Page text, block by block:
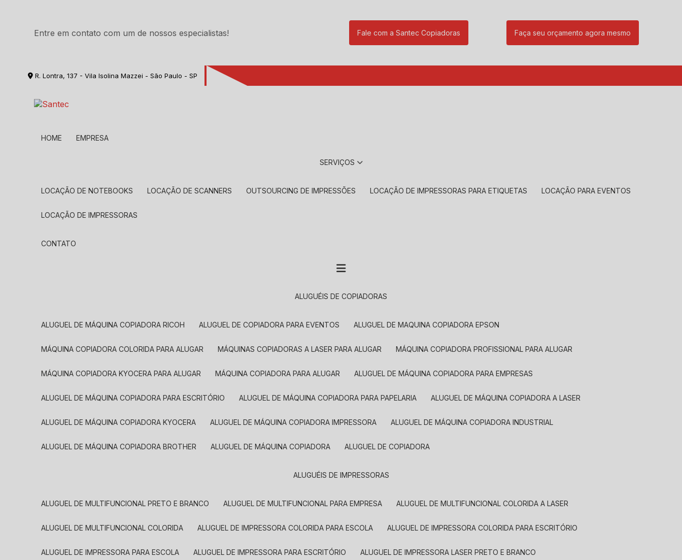
Entre em contato com um de nossos especialistas! Fale com a Santec Copiadoras Faça seu orçamento agora mesmo
R. Lontra, 137 - Vila Isolina Mazzei - São Paulo - SP
HOME EMPRESA
SERVIÇOS
LOCAÇÃO DE NOTEBOOKS LOCAÇÃO DE SCANNERS OUTSOURCING DE IMPRESSÕES LOCAÇÃO DE IMPRESSORAS PARA ETIQUETAS LOCAÇÃO PARA EVENTOS
LOCAÇÃO DE IMPRESSORAS
CONTATO
ALUGUÉIS DE COPIADORAS
ALUGUEL DE MÁQUINA COPIADORA RICOH ALUGUEL DE COPIADORA PARA EVENTOS ALUGUEL DE MAQUINA COPIADORA EPSON
MÁQUINA COPIADORA COLORIDA PARA ALUGAR MÁQUINAS COPIADORAS A LASER PARA ALUGAR MÁQUINA COPIADORA PROFISSIONAL PARA ALUGAR
MÁQUINA COPIADORA KYOCERA PARA ALUGAR MÁQUINA COPIADORA PARA ALUGAR ALUGUEL DE MÁQUINA COPIADORA PARA EMPRESAS
ALUGUEL DE MÁQUINA COPIADORA PARA ESCRITÓRIO ALUGUEL DE MÁQUINA COPIADORA PARA PAPELARIA ALUGUEL DE MÁQUINA COPIADORA A LASER
ALUGUEL DE MÁQUINA COPIADORA KYOCERA ALUGUEL DE MÁQUINA COPIADORA IMPRESSORA ALUGUEL DE MÁQUINA COPIADORA INDUSTRIAL
ALUGUEL DE MÁQUINA COPIADORA BROTHER ALUGUEL DE MÁQUINA COPIADORA ALUGUEL DE COPIADORA
ALUGUÉIS DE IMPRESSORAS
ALUGUEL DE MULTIFUNCIONAL PRETO E BRANCO ALUGUEL DE MULTIFUNCIONAL PARA EMPRESA ALUGUEL DE MULTIFUNCIONAL COLORIDA A LASER
ALUGUEL DE MULTIFUNCIONAL COLORIDA ALUGUEL DE IMPRESSORA COLORIDA PARA ESCOLA ALUGUEL DE IMPRESSORA COLORIDA PARA ESCRITÓRIO
ALUGUEL DE IMPRESSORA PARA ESCOLA ALUGUEL DE IMPRESSORA PARA ESCRITÓRIO ALUGUEL DE IMPRESSORA LASER PRETO E BRANCO